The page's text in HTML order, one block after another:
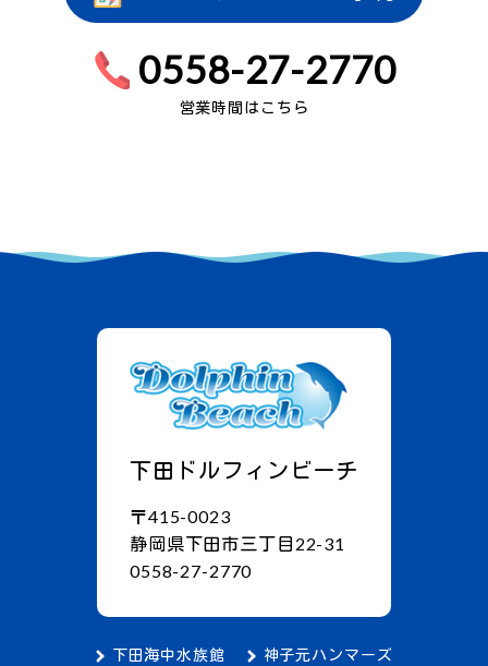
0558-27-2770
営業時間はこちら
下田ドルフィンビーチ
〒415-0023
静岡県下田市三丁目22-31
0558-27-2770
下田海中水族館 神子元ハンマーズ